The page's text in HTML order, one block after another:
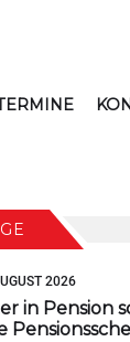
2026
in Pension